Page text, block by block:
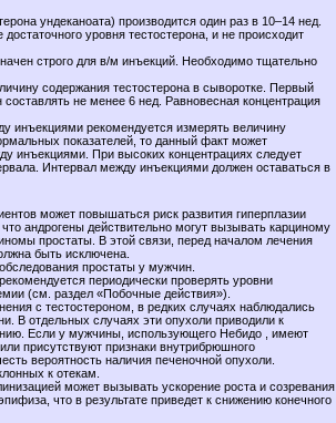
ундеканоата) производится один раз в 10–14 нед.
уровня тестостерона, и не происходит
строго для в/м инъекций. Необходимо тщательно
содержания тестостерона в сыворотке. Первый
не менее 6 нед. Равновесная концентрация
инъекциями рекомендуется измерять величину
показателей, то данный факт может
инъекциями. При высоких концентрациях следует
Интервал между инъекциями должен оставаться в
может повышаться риск развития гиперплазии
андрогены действительно могут вызывать карциному
простаты. В этой связи, перед началом лечения
быть исключена.
простаты у мужчин.
периодически проверять уровни
(см. раздел «Побочные действия»).
с тестостероном, в редких случаях наблюдались
В отдельных случаях эти опухоли приводили к
Если у мужчины, использующего Небидо , имеют
присутствуют признаки внутрибрюшного
вероятность наличия печеночной опухоли.
к отекам.
может вызывать ускорение роста и созревания
что в результате приведет к снижению конечного